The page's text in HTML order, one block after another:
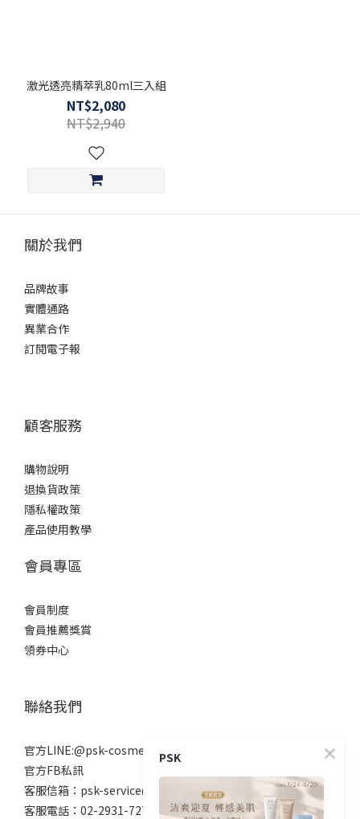
激光透亮精萃乳80ml三入組
NT$2,080
NT$2,940
關於我們
品牌故事
實體通路
異業合作
訂閱電子報
顧客服務
購物說明
退換貨政策
隱私權政策
產品使用教學
會員專區
會員制度
會員推薦獎賞
領券中心
聯絡我們
官方LINE:@psk-cosmetic
官方FB私訊
客服信箱：psk-service@beanne.com.tw
客服電話：02-2931-7272
PSK